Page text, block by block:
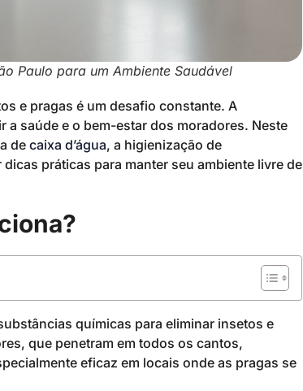
Paulo para um Ambiente Saudável
e pragas é um desafio constante. A
a saúde e o bem-estar dos moradores. Neste
de caixa d’água, a higienização de
práticas para manter seu ambiente livre de
químicas para eliminar insetos e
que penetram em todos os cantos,
eficaz em locais onde as pragas se